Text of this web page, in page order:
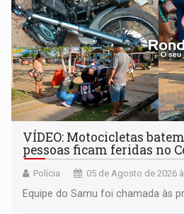
VÍDEO: Motocicletas
pessoas ficam feridas no
Polícia 05 de Agosto de 2026
Equipe do Samu foi chamada às